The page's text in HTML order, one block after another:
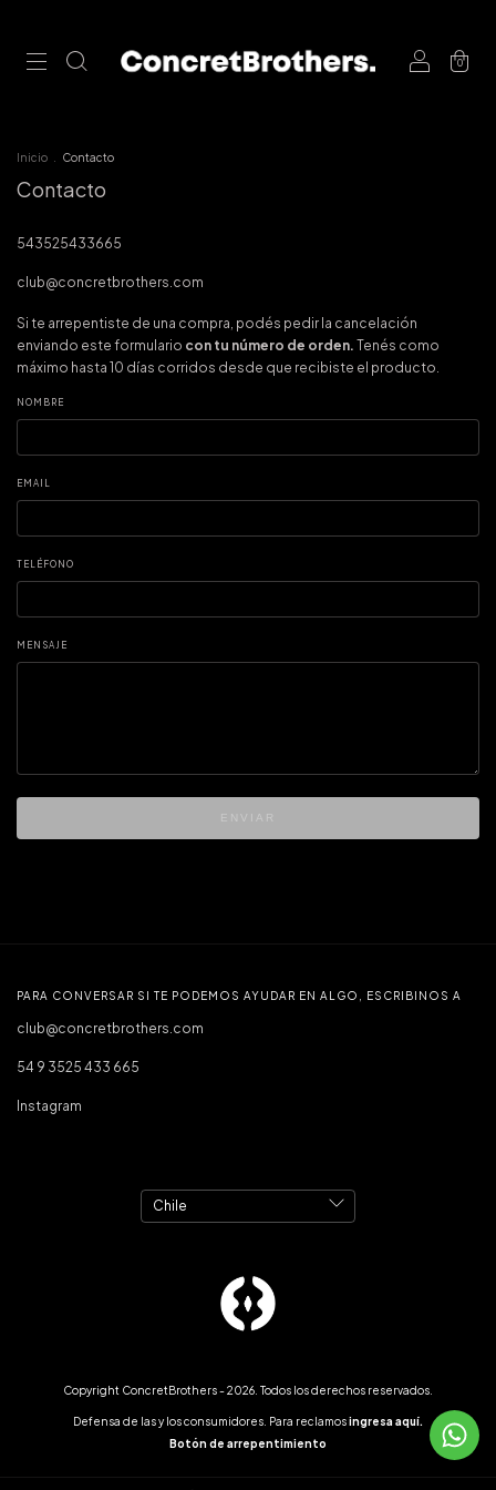
0
Inicio Contacto
Contacto
543525433665
club@concretbrothers.com
Si te arrepentiste de una compra, podés pedir la cancelación
enviando este formulario con tu número de orden. Tenés como
máximo hasta 10 días corridos desde que recibiste el producto.
NOMBRE
EMAIL
TELÉFONO
MENSAJE
ENVIAR
PARA CONVERSAR SI TE PODEMOS AYUDAR EN ALGO, ESCRIBINOS A
club@concretbrothers.com
54 9 3525 433 665
Instagram
Copyright ConcretBrothers - 2026. Todos los derechos reservados.
Defensa de las y los consumidores. Para reclamosingresa aquí.
Botón de arrepentimiento